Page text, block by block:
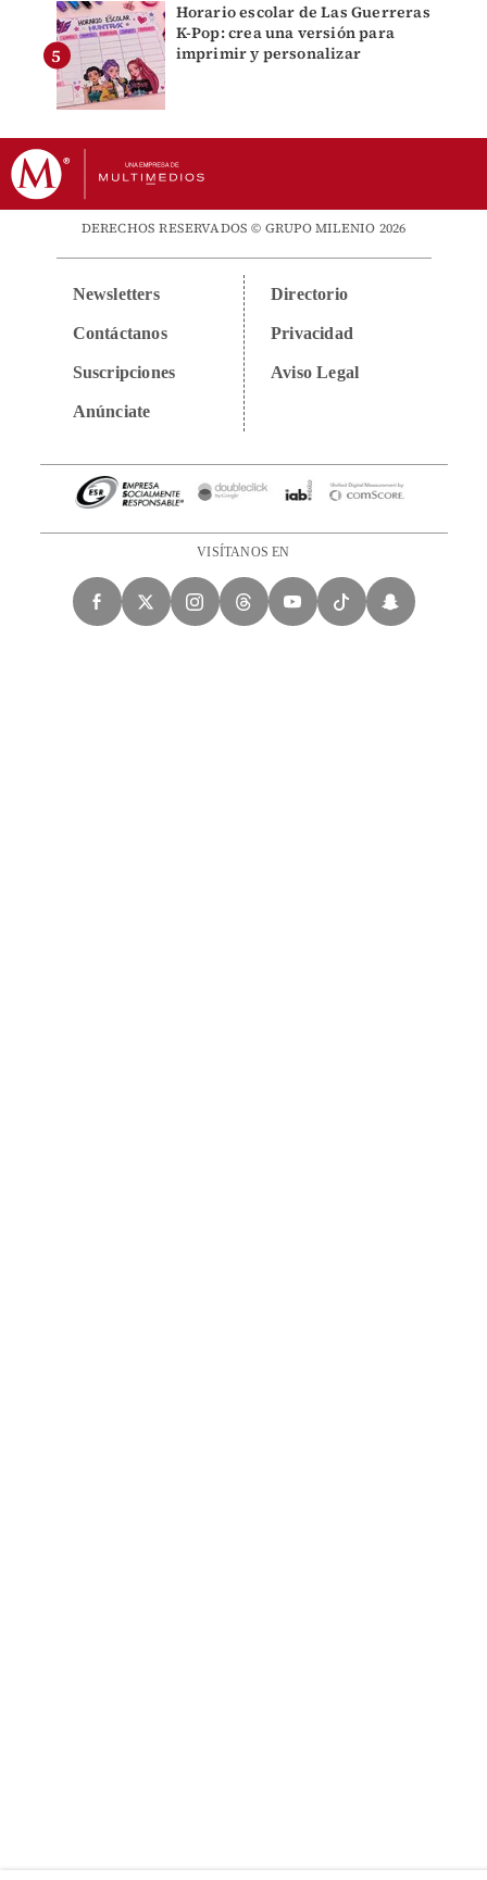
Horario escolar de Las Guerreras
K-Pop: crea una versión para
imprimir y personalizar
DERECHOS RESERVADOS © GRUPO MILENIO 2026
Newsletters
Contáctanos
Suscripciones
Anúnciate
Directorio
Privacidad
Aviso Legal
VISÍTANOS EN